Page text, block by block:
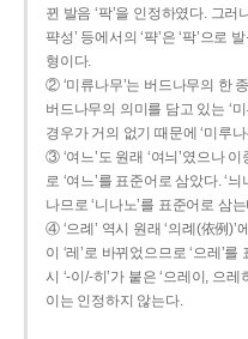
뀐 발음 ‘팍’을 인정하였다. 그
퍅성’ 등에서의 ‘퍅’은 ‘팍’으로
형이다.
② ‘미류나무’는 버드나무의 한
버드나무의 의미를 담고 있는 ‘
경우가 거의 없기 때문에 ‘미루
③ ‘여느’도 원래 ‘여늬’였으나 이
로 ‘여느’를 표준어로 삼았다. ‘
나므로 ‘니나노’를 표준어로 삼
④ ‘으례’ 역시 원래 ‘의례(依例)’
이 ‘레’로 바뀌었으므로 ‘으레’
시 ‘-이/-히’가 붙은 ‘으레이, 으
이는 인정하지 않는다.